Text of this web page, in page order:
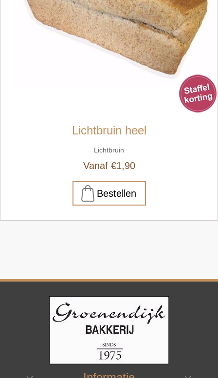
Lichtbruin heel
Lichtbruin
Vanaf €1,90